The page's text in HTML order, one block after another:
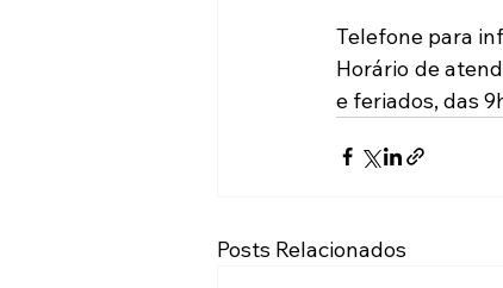
Telefone para
Horário de
e feriados, das
Posts Relacionados